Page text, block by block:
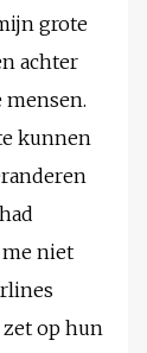
grote
achter
mensen.
kunnen
me niet
op hun